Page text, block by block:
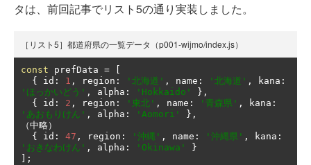
タは、前回記事でリスト5の通り実装しました。
［リスト5］都道府県の一覧データ（p001-wijmo/index.js）
const prefData =
{
id : 1 , region : '北海道' , name : '北海道' , kana :
'ほっかいどう' , alpha : 'Hokkaido'
},
{
id : 2 , region : '東北' , name : '青森県' , kana :
'あおもりけん' , alpha : 'Aomori'
},
（中略）
{
id : 47 , region : '沖縄' , name : '沖縄県' , kana :
'おきなわけん' , alpha : 'Okinawa'
}
];